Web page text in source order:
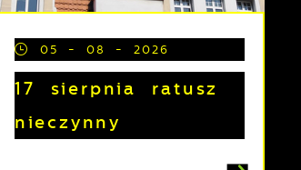
05 - 08 - 2026
17 sierpnia ratusz
nieczynny